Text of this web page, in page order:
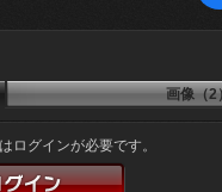
画像（2
ログインが必要です。